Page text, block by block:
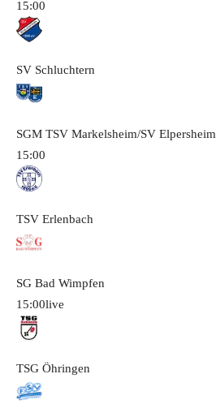
15:00
SV Schluchtern
SGM TSV Markelsheim/SV Elpersheim
15:00
TSV Erlenbach
SG Bad Wimpfen
15:00live
TSG Öhringen